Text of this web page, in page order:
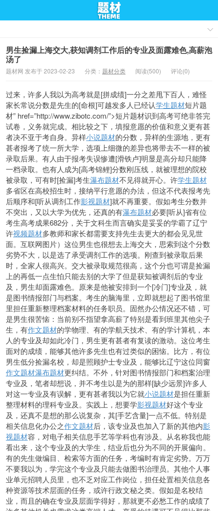
男生捡漏上海交大,获知调剂工作后的专业及面露难色,高薪泡
汤了
题材网 发布于 2023-02-23 分类： 题材分类 阅读(500) 评论(0)
过来，许多人我以为高考就是[拼成绩]一分之差甩下百人，难怪
家长常说分数是先生的[命根]可越发多人已经认学生题材短片题
材” href=”http://www.zibotc.com/”>短片题材识到高考可绝非答完
试卷，义务就完成。相比较之下，填报意愿的价值和意义更有甚
者决不亚于考自身。异样小说题材的分数，异样的生源地，更有
甚者报考了统一所大学，选项上细微的差异也将带去不一样的被
录取后果。有人由于报考失误惨遭[滑铁卢]明显是高分却只能降
一档录取。也有人成为[高考锦鲤]分数刚压线，就被理想的院校
被录取，可有时[捡漏]考生瀑布题材不见得就开心。许学生题材
多省区在高校招生时，接纳平行意愿的办法，但这不代表报考先
后顺序和[听从调剂工作影视题材]就不再重要。假如考生分数并
不突出，又以大学为优先，还真的有瀑布题材必要[听从]省有位
考生高考成果682分，关于文科生而言确实是妥妥的学霸了辽宁
许视频题材多教师和家长都需要支持先生去更大的都会见见世
面。互联网图片）这位男生也很想去上海交大，思索到这个分数
劣势不大，以是选了承受调剂工作的选项。刚查到被录取后果
时，全家人很高兴。交大被录取规范很高，这个分也可谓是捡漏
上的再低一点生怕只能去别的大学了但是获知被调剂后的专业
及，男生却面露难色。原来是他被安排到一个[冷门]专业及，就
是图书情报部门与档案。考生的脑海里，立即就想起了图书馆里
里担任重新整理档案材料的任务职员。固然办公情况还不错，可
是男生很苦恼：当前别不指望拿高薪了特别是看到班里其他尖子
生，有作文题材的学物理、有的学航天技术、有的学计算机，本
人的专业及却如此冷门，男生更有甚者有复读的激动。这位考生
面对的成绩，能够其他许多先生也有过类似的困恼。比方，有位
男生低分捡漏名校，却是照顾护士专业及，能够比辽宁这位同窗
作文题材瀑布题材更纠结。不外，针对图书情报部门和档案治理
专业及，笔者却想说，并不考生以是为的那样[缺少远景]许多人
对这一专业及有误解，更有甚者我以为它就小说题材是担任重新
整理材料的理科专业及。实践上，想要学影视题材好这个专业
及，还真不是想的那么说复杂，其[手艺含量]一点不低。特别是
相关信息化办公之作文题材后，该专业及也加入了新的其他内影
视题材容，对电子相关信息手艺等学科也有涉及。从名称我也能
看出来，这个专业及的大学生，结业后也分为不同的开展偏向。
有的先生做编目、检索等方面的任务，考编时有肯定劣势。万万
不要我以为，学完这个专业及只能去做图书治理员。其他个人事
业单元招聘人员里，也不乏对应工作岗位，担任处置相关信息各
种资源等技术层面的任务，或许行政文秘之类。假如是名校结
业，而且的确在专业及层面学得好，那就更不必愁工作的成绩了